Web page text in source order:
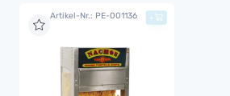
Artikel-Nr.: PE-001136 +